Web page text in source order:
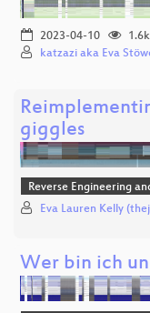
2023-04-10
1.6k
katzazi aka Eva
giggles
Reverse Engineering
Eva Lauren Kelly
Wer bin ich